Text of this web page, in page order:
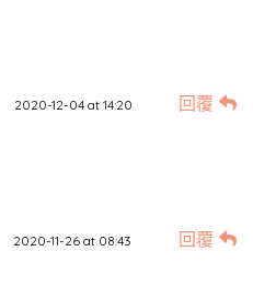
2020-12-04 at 14:20 回覆
2020-11-26 at 08:43 回覆